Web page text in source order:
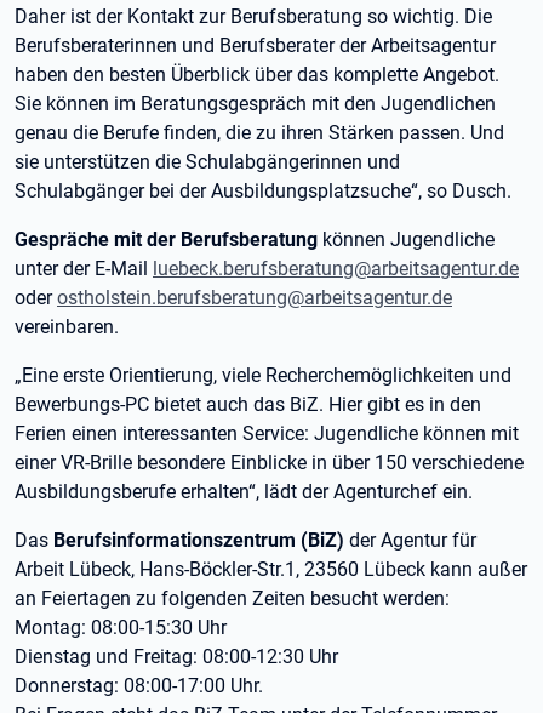
Daher ist der Kontakt zur Berufsberatung so wichtig. Die
Berufsberaterinnen und Berufsberater der Arbeitsagentur
haben den besten Überblick über das komplette Angebot.
Sie können im Beratungsgespräch mit den Jugendlichen
genau die Berufe finden, die zu ihren Stärken passen. Und
sie unterstützen die Schulabgängerinnen und
Schulabgänger bei der Ausbildungsplatzsuche“, so Dusch.
Gespräche mit der Berufsberatung können Jugendliche
unter der E-Mail luebeck.berufsberatung@arbeitsagentur.de
oderostholstein.berufsberatung@arbeitsagentur.de
vereinbaren.
„Eine erste Orientierung, viele Recherchemöglichkeiten und
Bewerbungs-PC bietet auch das BiZ. Hier gibt es in den
Ferien einen interessanten Service: Jugendliche können mit
einer VR-Brille besondere Einblicke in über 150 verschiedene
Ausbildungsberufe erhalten“, lädt der Agenturchef ein.
Das Berufsinformationszentrum (BiZ) der Agentur für
Arbeit Lübeck, Hans-Böckler-Str.1, 23560 Lübeck kann außer
an Feiertagen zu folgenden Zeiten besucht werden:
Montag: 08:00-15:30 Uhr
Dienstag und Freitag: 08:00-12:30 Uhr
Donnerstag: 08:00-17:00 Uhr.